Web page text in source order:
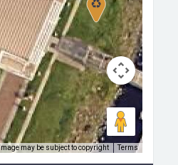
Image may be subject to copyright Terms